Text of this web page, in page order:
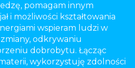
pomagam innym
i możliwości kształtowania
wspieram ludzi w
odkrywaniu
dobrobytu. Łącząc
wykorzystuję zdolności